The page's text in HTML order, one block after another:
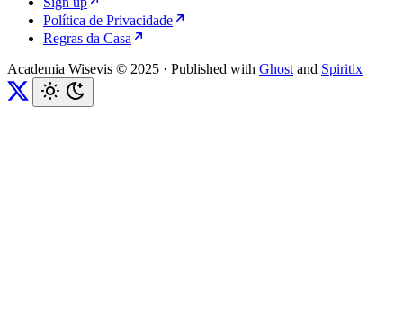
Política de Privacidade
Regras da Casa
Academia Wisevis © 2025 · Published with Ghost and Spiritix